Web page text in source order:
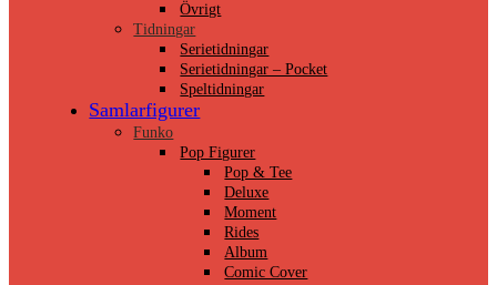
Övrigt
Tidningar
Serietidningar
Serietidningar – Pocket
Speltidningar
Samlarfigurer
Funko
Pop Figurer
Pop & Tee
Deluxe
Moment
Rides
Album
Comic Cover